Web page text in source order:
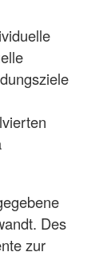
Des
zur